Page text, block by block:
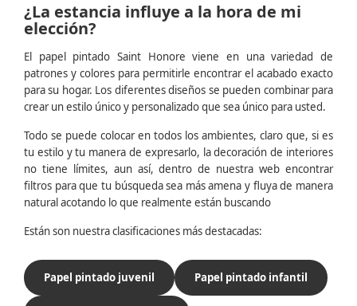
¿La estancia influye a la hora de mi
elección?
El papel pintado Saint Honore viene en una variedad de
patrones y colores para permitirle encontrar el acabado exacto
para su hogar. Los diferentes diseños se pueden combinar para
crear un estilo único y personalizado que sea único para usted.
Todo se puede colocar en todos los ambientes, claro que, si es
tu estilo y tu manera de expresarlo, la decoración de interiores
no tiene límites, aun así, dentro de nuestra web encontrar
filtros para que tu búsqueda sea más amena y fluya de manera
natural acotando lo que realmente están buscando
Están son nuestra clasificaciones más destacadas:
Papel pintado juvenil Papel pintado infantil